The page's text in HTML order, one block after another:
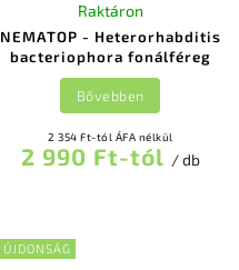
NEMATOP - Heterorhabditis
bacteriophora fonálféreg
Raktáron
2 354 Ft-tól ÁFA nélkül
2 990 Ft-tól / db
Bővebben
ÚJDONSÁG